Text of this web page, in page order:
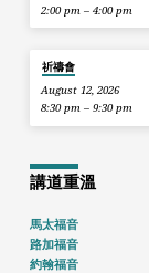
2:00 pm – 4:00 pm
祈禱會
August 12, 2026
8:30 pm – 9:30 pm
講道重溫
馬太福音
路加福音
約翰福音